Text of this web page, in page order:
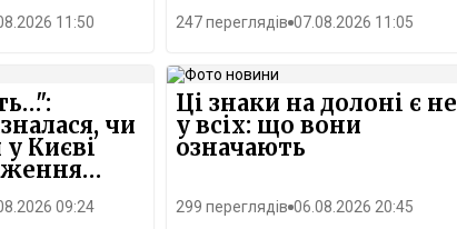
11:50 247 переглядів 07.08.2026 11:05
чи
Києві
09:24
Ці знаки на долоні є не
у всіх: що вони
означають
299 переглядів 06.08.2026 20:45